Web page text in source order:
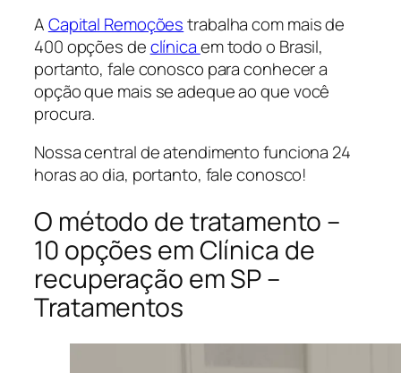
ACapital Remoçõestrabalha com mais de
400 opções declínicaem todo o Brasil,
portanto, fale conosco para conhecer a
opção que mais se adeque ao que você
procura.
Nossa central de atendimento funciona 24
horas ao dia, portanto, fale conosco!
O método de tratamento –
10 opções em Clínica de
recuperação em SP –
Tratamentos